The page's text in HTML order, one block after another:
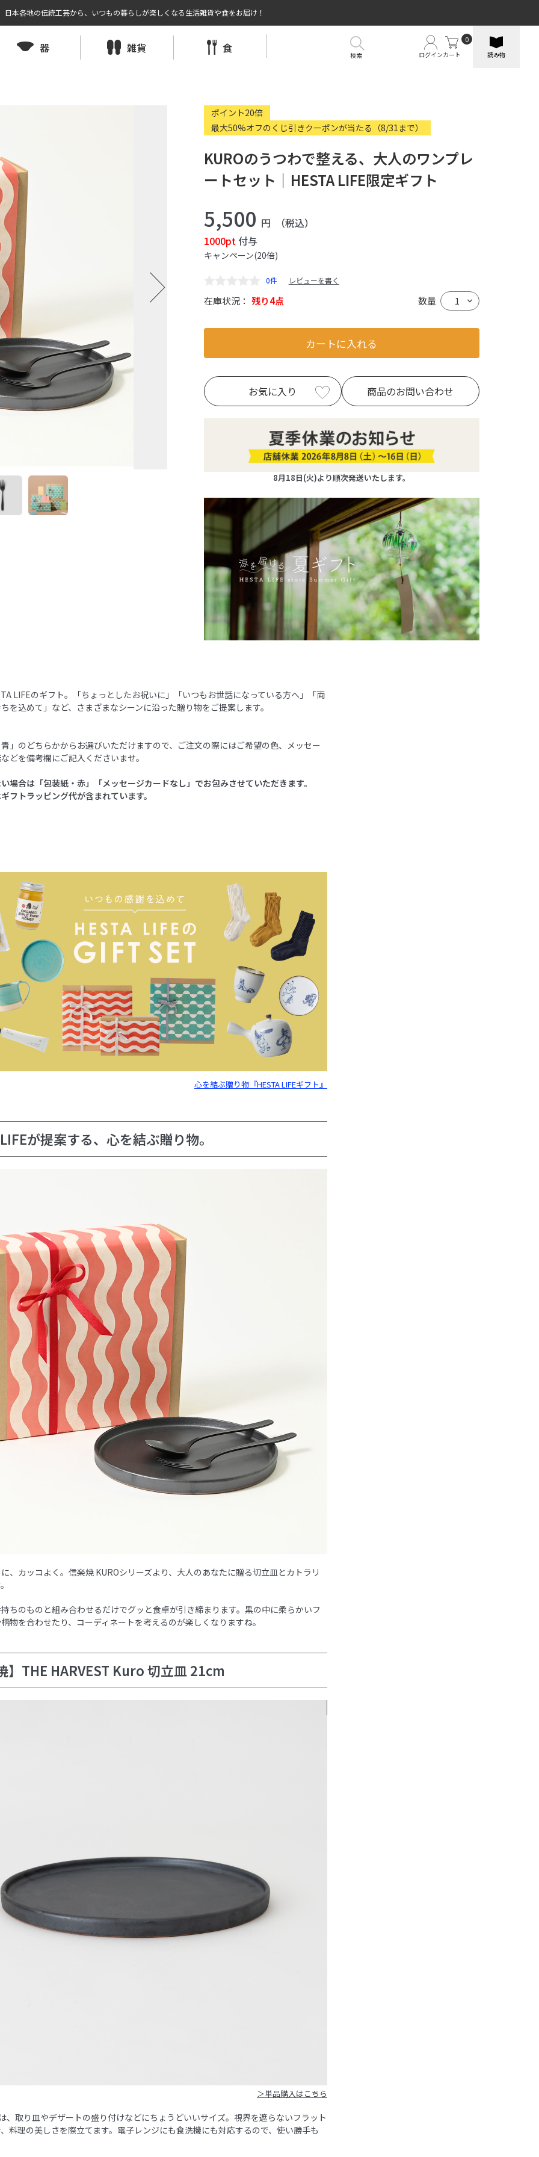
日本各地の伝統工芸から、いつもの暮らしが楽しくなる生活雑貨や食をお届け！
器 雑貨 食 ログインカート
0
読み物
検索
ポイント20倍
最大50%オフのくじ引きクーポンが当たる（8/31まで）
KUROのうつわで整える、大人のワンプレ
ートセット｜HESTA LIFE限定ギフト
5,500 円
（税込）
1000pt付与
キャンペーン(20倍)
0件 レビューを書く
在庫状況： 残り4点 数量
カートに入れる
お気に入り 商品のお問い合わせ
8月18日(火)より順次発送いたします。
LIFEのギフト。「ちょっとしたお祝いに」「いつもお世話になっている方へ」「両
を込めて」など、さまざまなシーンに沿った贈り物をご提案します。
」のどちらかからお選びいただけますので、ご注文の際にはご希望の色、メッセー
どを備考欄にご記入くださいませ。
場合は「包装紙・赤」「メッセージカードなし」でお包みさせていただきます。
フトラッピング代が含まれています。
心を結ぶ贈り物『HESTA LIFEギフト』
が提案する、心を結ぶ贈り物。
、カッコよく。信楽焼 KUROシリーズより、大人のあなたに贈る切立皿とカトラリ
ちのものと組み合わせるだけでグッと食卓が引き締まります。黒の中に柔らかいフ
物を合わせたり、コーディネートを考えるのが楽しくなりますね。
THE HARVEST Kuro 切立皿 21cm
＞単品購入はこちら
、取り皿やデザートの盛り付けなどにちょうどいいサイズ。視界を遮らないフラット
料理の美しさを際立てます。電子レンジにも食洗機にも対応するので、使い勝手も